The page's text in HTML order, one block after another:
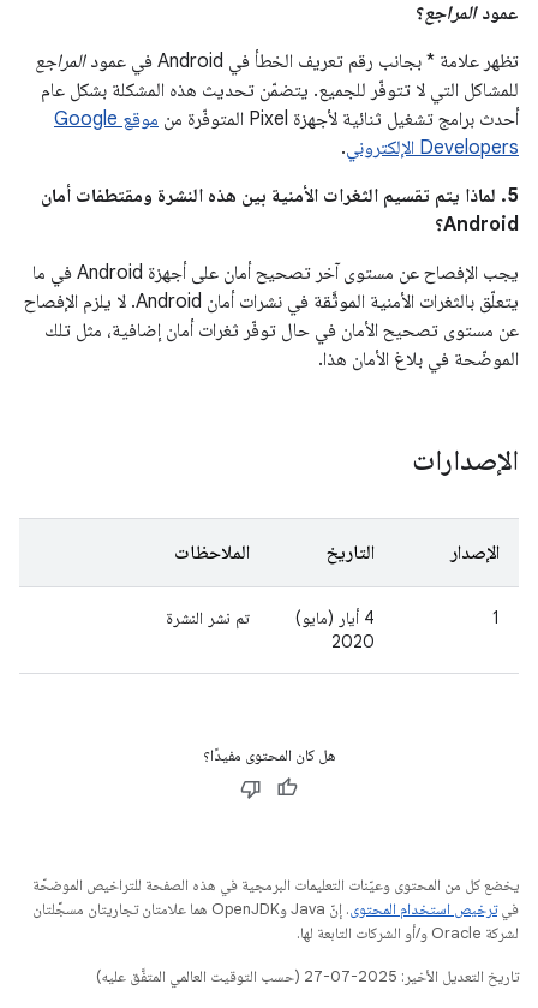
عمودالمراجع؟
تظهر علامة * بجانب رقم تعريف الخطأ في Android في عمود
المراجع
للمشاكل التي لا تتوفّر للجميع. يتضمّن تحديث هذه المشكلة بشكل عام
أحدث برامج تشغيل ثنائية لأجهزة Pixel المتوفّرة من
موقع Google
Developers الإلكتروني
.
5. لماذا يتم تقسيم الثغرات الأمنية بين هذه النشرة ومقتطفات أمان
Android؟
يجب الإفصاح عن مستوى آخر تصحيح أمان على أجهزة Android في ما
يتعلّق بالثغرات الأمنية الموثَّقة في نشرات أمان Android. لا يلزم الإفصاح
عن مستوى تصحيح الأمان في حال توفّر ثغرات أمان إضافية، مثل تلك
الموضّحة في بلاغ الأمان هذا.
الإصدارات
الإصدار التاريخ الملاحظات
1
4 أيار (مايو)
2020
تم نشر النشرة
هل كان المحتوى مفيدًا؟
يخضع كل من المحتوى وعيّنات التعليمات البرمجية في هذه الصفحة للتراخيص الموضحّة
فيترخيص استخدام المحتوى
. إنّ Java وOpenJDK هما علامتان تجاريتان مسجَّلتان
لشركة Oracle و/أو الشركات التابعة لها.
تاريخ التعديل الأخير: 2025-07-27 (حسب التوقيت العالمي المتفَّق عليه)